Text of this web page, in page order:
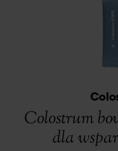
Colostrum
dla